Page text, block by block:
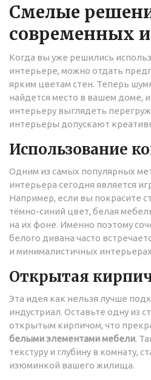
Смелые
современных
Когда вы уже решились
интерьере, можно отдать
ярким цветам стен. Теперь
найдется место в вашем доме,
интерьеру выглядеть
интерьеры допускают
Использование
Одним из самых популярных
интерьера сегодня является
Например, если вы покрасите
тёмно-синий цвет, белая
на их фоне. Именно поэтому
белого дивана часто
и минималистичных
Открытая
Эта идея как нельзя лучше
индустриал. Оставьте одну из
открытым кирпичом, что
белыми элементами мебели.
текстуру и глубину в комнату,
изюминкой вашего жилища.